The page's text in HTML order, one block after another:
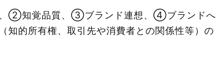
②知覚品質、③ブランド連想、④ブランドへ
的所有権、取引先や消費者との関係性等）の